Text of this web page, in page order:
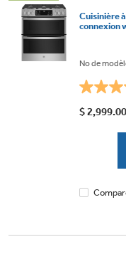
Cuisinière
connexion
No de
4.5
étoile(s)
$ 2,999.00